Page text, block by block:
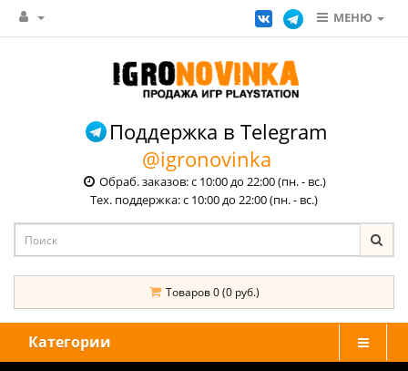
МЕНЮ
Поддержка в Telegram
@igronovinka
Обраб. заказов: с 10:00 до 22:00 (пн. - вс.)
Тех. поддержка: с 10:00 до 22:00 (пн. - вс.)
Товаров 0 (0 руб.)
Категории